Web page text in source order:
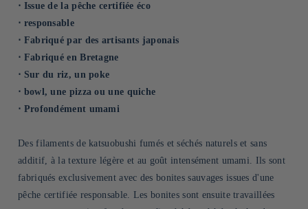
⋅ Issue de la pêche certifiée éco
⋅ responsable
⋅ Fabriqué par des artisants japonais
⋅ Fabriqué en Bretagne
⋅ Sur du riz, un poke
⋅ bowl, une pizza ou une quiche
⋅ Profondément umami
Des filaments de katsuobushi fumés et séchés naturels et sans
additif, à la texture légère et au goût intensément umami. Ils sont
fabriqués exclusivement avec des bonites sauvages issues d'une
pêche certifiée responsable. Les bonites sont ensuite travaillées